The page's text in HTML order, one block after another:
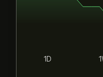
1D